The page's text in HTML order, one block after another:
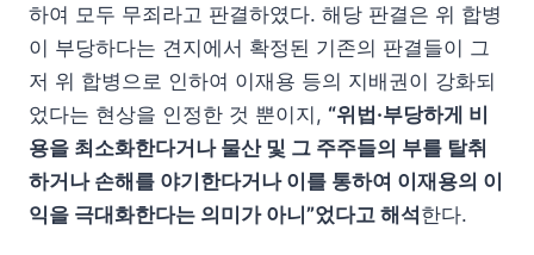
하여 모두 무죄라고 판결하였다. 해당 판결은 위 합병
이 부당하다는 견지에서 확정된 기존의 판결들이 그
저 위 합병으로 인하여 이재용 등의 지배권이 강화되
었다는 현상을 인정한 것 뿐이지, “위법·부당하게 비
용을 최소화한다거나 물산 및 그 주주들의 부를 탈취
하거나 손해를 야기한다거나 이를 통하여 이재용의 이
익을 극대화한다는 의미가 아니”었다고 해석한다.